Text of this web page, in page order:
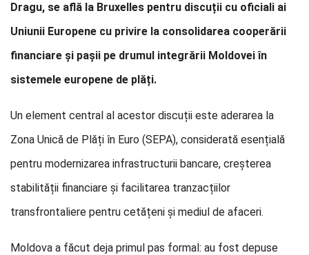
Dragu, se află la Bruxelles pentru discuții cu oficiali ai
Uniunii Europene cu privire la consolidarea cooperării
financiare și pașii pe drumul integrării Moldovei în
sistemele europene de plăți.
Un element central al acestor discuții este aderarea la
Zona Unică de Plăți în Euro (SEPA), considerată esențială
pentru modernizarea infrastructurii bancare, creșterea
stabilității financiare și facilitarea tranzacțiilor
transfrontaliere pentru cetățeni și mediul de afaceri.
Moldova a făcut deja primul pas formal: au fost depuse